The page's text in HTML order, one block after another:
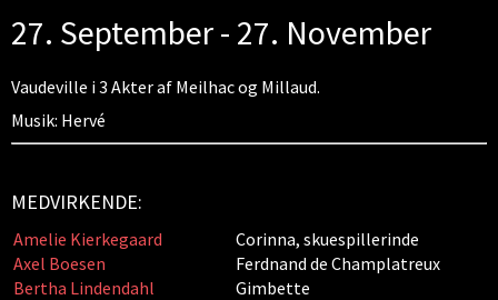
27. September - 27. November
Vaudeville i 3 Akter af Meilhac og Millaud.
Musik: Hervé
MEDVIRKENDE:
Amelie Kierkegaard
Corinna, skuespillerinde
Axel Boesen
Ferdnand de Champlatreux
Bertha Lindendahl
Gimbette